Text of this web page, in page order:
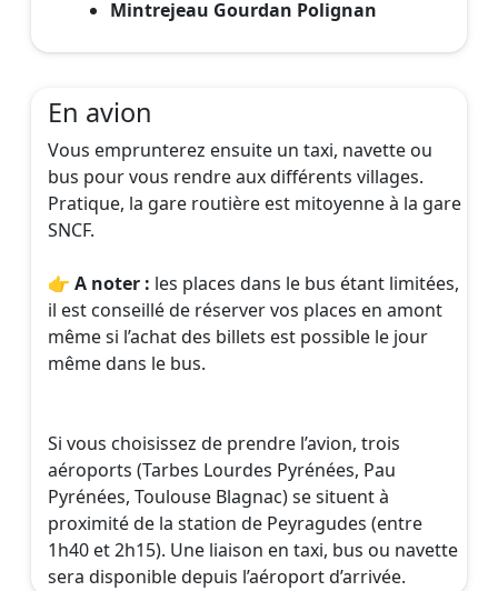
Mintrejeau Gourdan Polignan
En avion
Vous emprunterez ensuite un taxi, navette ou
bus pour vous rendre aux différents villages.
Pratique, la gare routière est mitoyenne à la gare
SNCF.
👉 A noter : les places dans le bus étant limitées,
il est conseillé de réserver vos places en amont
même si l’achat des billets est possible le jour
même dans le bus.
Si vous choisissez de prendre l’avion, trois
aéroports (Tarbes Lourdes Pyrénées, Pau
Pyrénées, Toulouse Blagnac) se situent à
proximité de la station de Peyragudes (entre
1h40 et 2h15). Une liaison en taxi, bus ou navette
sera disponible depuis l’aéroport d’arrivée.